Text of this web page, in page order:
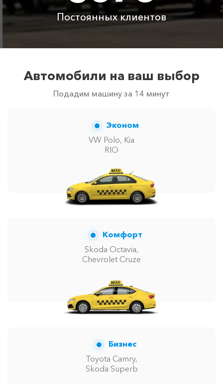
Постоянных клиентов
Автомобили на ваш выбор
Подадим машину за 14 минут
Эконом
VW Polo, Kia
RIO
Комфорт
Skoda Octavia,
Chevrolet Cruze
Бизнес
Toyota Camry,
Skoda Superb